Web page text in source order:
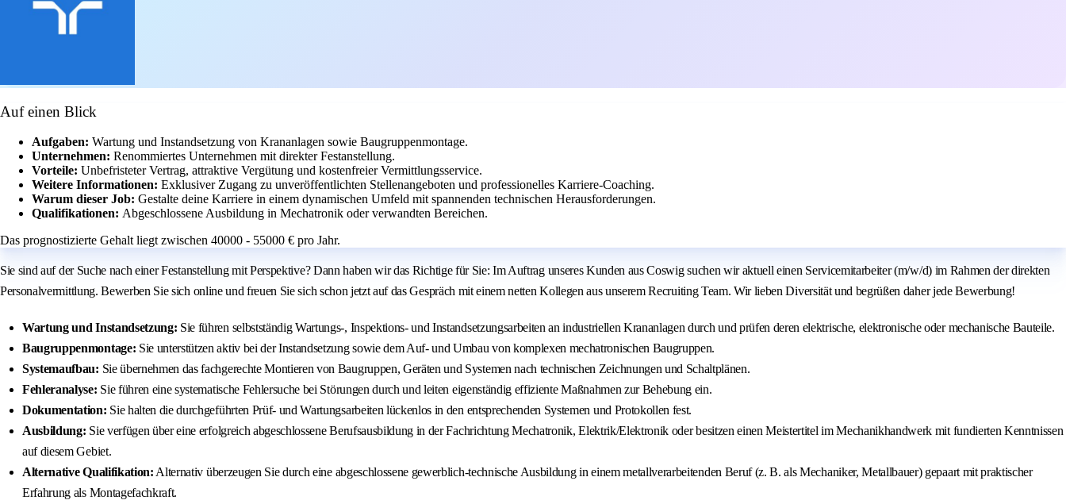
Auf einen Blick
Aufgaben: Wartung und Instandsetzung von Krananlagen sowie Baugruppenmontage.
Unternehmen: Renommiertes Unternehmen mit direkter Festanstellung.
Vorteile: Unbefristeter Vertrag, attraktive Vergütung und kostenfreier Vermittlungsservice.
Weitere Informationen: Exklusiver Zugang zu unveröffentlichten Stellenangeboten und professionelles Karriere-Coaching.
Warum dieser Job: Gestalte deine Karriere in einem dynamischen Umfeld mit spannenden technischen Herausforderungen.
Qualifikationen: Abgeschlossene Ausbildung in Mechatronik oder verwandten Bereichen.
Das prognostizierte Gehalt liegt zwischen 40000 - 55000 € pro Jahr.
Sie sind auf der Suche nach einer Festanstellung mit Perspektive? Dann haben wir das Richtige für Sie: Im Auftrag unseres Kunden aus Coswig suchen wir aktuell einen Servicemitarbeiter (m/w/d) im Rahmen der direkten
Personalvermittlung. Bewerben Sie sich online und freuen Sie sich schon jetzt auf das Gespräch mit einem netten Kollegen aus unserem Recruiting Team. Wir lieben Diversität und begrüßen daher jede Bewerbung!
Wartung und Instandsetzung: Sie führen selbstständig Wartungs-, Inspektions- und Instandsetzungsarbeiten an industriellen Krananlagen durch und prüfen deren elektrische, elektronische oder mechanische Bauteile.
Baugruppenmontage: Sie unterstützen aktiv bei der Instandsetzung sowie dem Auf- und Umbau von komplexen mechatronischen Baugruppen.
Systemaufbau: Sie übernehmen das fachgerechte Montieren von Baugruppen, Geräten und Systemen nach technischen Zeichnungen und Schaltplänen.
Fehleranalyse: Sie führen eine systematische Fehlersuche bei Störungen durch und leiten eigenständig effiziente Maßnahmen zur Behebung ein.
Dokumentation: Sie halten die durchgeführten Prüf- und Wartungsarbeiten lückenlos in den entsprechenden Systemen und Protokollen fest.
Ausbildung: Sie verfügen über eine erfolgreich abgeschlossene Berufsausbildung in der Fachrichtung Mechatronik, Elektrik/Elektronik oder besitzen einen Meistertitel im Mechanikhandwerk mit fundierten Kenntnissen
auf diesem Gebiet.
Alternative Qualifikation: Alternativ überzeugen Sie durch eine abgeschlossene gewerblich-technische Ausbildung in einem metallverarbeitenden Beruf (z. B. als Mechaniker, Metallbauer) gepaart mit praktischer
Erfahrung als Montagefachkraft.